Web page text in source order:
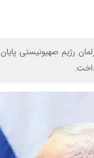
رژیم صهیونیستی